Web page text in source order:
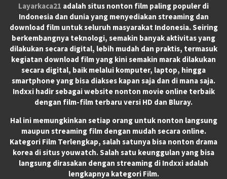
Layarkaca21 adalah situs nonton film paling populer di
Indonesia dan dunia yang menyediakan streaming dan
download film untuk seluruh masyarakat Indonesia. Seiring
berkembangnya teknologi, semakin banyak aktivitas yang
dilakukan secara digital, lebih mudah dan praktis, termasuk
kegiatan download film yang kini semakin marak dilakukan
secara digital, baik melalui komputer, laptop, hingga
smartphone yang bisa diakses kapan saja dan di mana saja.
Indxxi hadir sebagai website nonton movie online terbaik
dengan film-film terbaru versi HD dan Bluray.
Hal ini memungkinkan setiap orang untuk nonton langsung
maupun streaming film dengan mudah secara online.
Kategori Film Terlengkap, salah satunya bisa nonton drama
korea di situs youwatch. Salah satu keunggulan yang bisa
langsung dirasakan dengan streaming di Indxxi adalah
lengkapnya kategori Film.